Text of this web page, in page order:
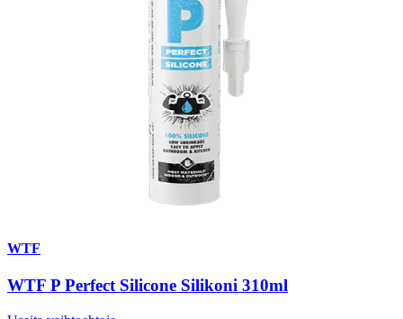
WTF
WTF P Perfect Silicone Silikoni 310ml